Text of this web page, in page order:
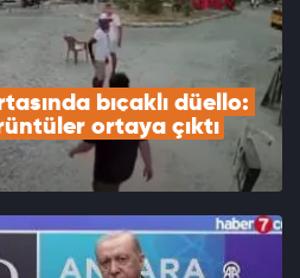
bıçaklı düello:
ortaya çıktı